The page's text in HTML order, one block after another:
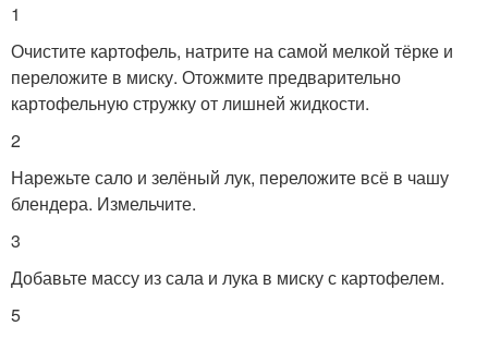
1
Очистите картофель, натрите на самой мелкой тёрке и
переложите в миску. Отожмите предварительно
картофельную стружку от лишней жидкости.
2
Нарежьте сало и зелёный лук, переложите всё в чашу
блендера. Измельчите.
3
Добавьте массу из сала и лука в миску с картофелем.
5